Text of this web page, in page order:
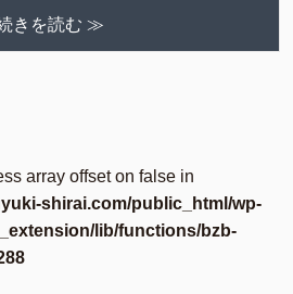
きを読む ≫
array offset on false in
shirai.com/public_html/wp-
lib/functions/bzb-